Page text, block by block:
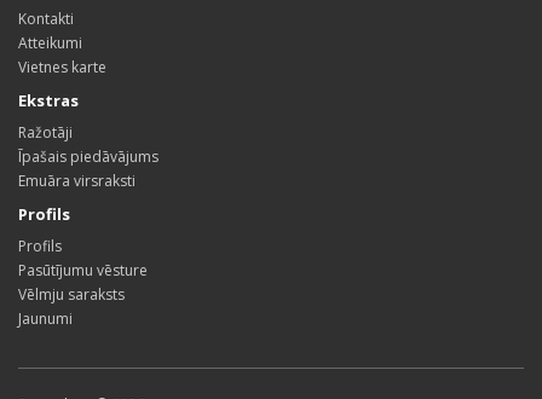
Kontakti
Atteikumi
Vietnes karte
Ekstras
Ražotāji
Īpašais piedāvājums
Emuāra virsraksti
Profils
Profils
Pasūtījumu vēsture
Vēlmju saraksts
Jaunumi